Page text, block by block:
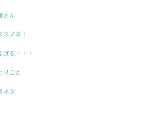
さん
スメ本！
ばる・・・
りごと
ネタ